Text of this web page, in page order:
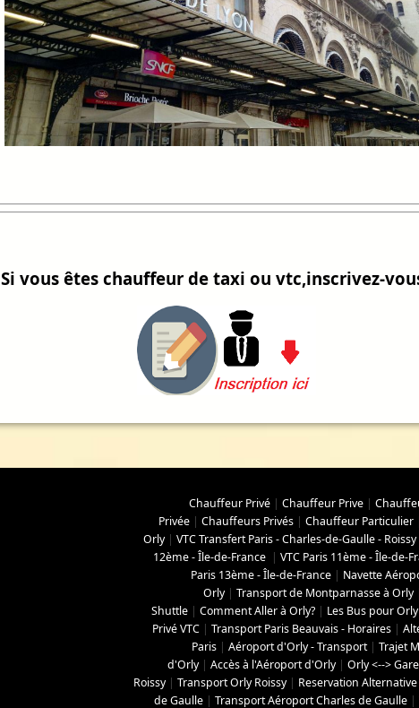
Si vous êtes chauffeur de taxi ou vtc,inscrivez-
Chauffeur Privé | Chauffeur Prive |
Privée | Chauffeurs Privés | Chauffeur Particulier
Orly| VTC Transfert Paris - Charles-de-Gaulle - Roissy
12ème - Île-de-France | VTC Paris 11ème - Île-de-
Paris 13ème - Île-de-France | Navette
Orly| Transport de Montparnasse à Orly|
Shuttle | Comment Aller à Orly? | Les Bus pour Orly
Privé VTC | Transport Paris Beauvais - Horaires |
Paris | Aéroport d'Orly - Transport| Trajet
d'Orly| Accès à l'Aéroport d'Orly| Orly <-->
Roissy| Transport Orly Roissy| Reservation Alternative
de Gaulle | Transport Aéroport Charles de Gaulle |